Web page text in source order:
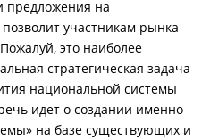
предложения на
участникам рынка
это наиболее
стратегическая задача
национальной системы
идет о создании именно
на базе существующих и